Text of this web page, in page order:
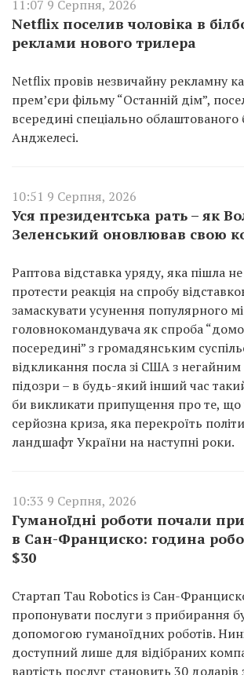
11:07 9 Серпня, 2026
Netflix поселив чоловіка в
реклами нового трилера
Netflix провів незвичайну рекламну
прем’єри фільму “Останній дім”,
всередині спеціально облаштованого
Анджелесі.
10:51 9 Серпня, 2026
Уся президентська рать – як
Зеленський оновлював свою
Раптова відставка уряду, яка пішла
протести реакція на спробу
замаскувати усунення популярного
головнокомандувача як спроба
посередині” з громадянським
відкликання посла зі США з
підозри – в будь-який інший час
би викликати припущення про те, що
серйозна криза, яка перекроїть
ландшафт України на наступні роки.
10:33 9 Серпня, 2026
Гуманоїдні роботи почали
в Сан-Франциско: година
$30
Стартап Tau Robotics із Сан-
пропонувати послуги з прибирання
допомогою гуманоїдних роботів.
доступний лише для відібраних
вартість послуг становить 30 доларів